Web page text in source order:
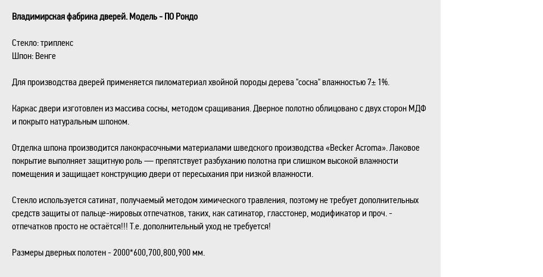
Владимирская фабрика дверей. Модель - ПО Рондо
Стекло: триплекс
Шпон: Венге
Для производства дверей применяется пиломатериал хвойной породы дерева "сосна" влажностью 7± 1%.
Каркас двери изготовлен из массива сосны, методом сращивания. Дверное полотно облицовано с двух сторон МДФ
и покрыто натуральным шпоном.
Отделка шпона производится лакокрасочными материалами шведского производства «Becker Acroma». Лаковое
покрытие выполняет защитную роль — препятствует разбуханию полотна при слишком высокой влажности
помещения и защищает конструкцию двери от пересыхания при низкой влажности.
Стекло используется сатинат, получаемый методом химического травления, поэтому не требует дополнительных
средств защиты от пальце-жировых отпечатков, таких, как сатинатор, гласстонер, модификатор и проч. -
отпечатков просто не остаётся!!! Т.е. дополнительный уход не требуется!
Размеры дверных полотен - 2000*600,700,800,900 мм.